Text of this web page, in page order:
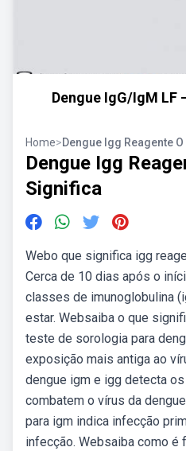
Dengue IgG/IgM LF
Home>Dengue Igg Reagente
Dengue Igg
Significa
Webo que significa igg
Cerca de 10 dias após o
classes de imunoglobulina
estar. Websaiba o que
teste de sorologia para
exposição mais antiga ao
dengue igm e igg detecta
combatem o vírus da
para igm indica infecção
infecção. Websaiba como